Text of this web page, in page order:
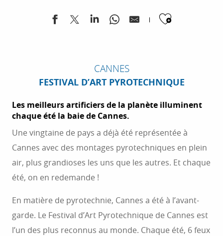
Découvrez ces festivals pyrotechniques à ne surtout
CANNES
FESTIVAL D’ART PYROTECHNIQUE
Les meilleurs artificiers de la planète illuminent
chaque été la baie de Cannes.
Une vingtaine de pays a déjà été représentée à
Cannes avec des montages pyrotechniques en plein
air, plus grandioses les uns que les autres. Et chaque
été, on en redemande !
En matière de pyrotechnie, Cannes a été à l’avant-
garde. Le Festival d’Art Pyrotechnique de Cannes est
l’un des plus reconnus au monde. Chaque été, 6 feux